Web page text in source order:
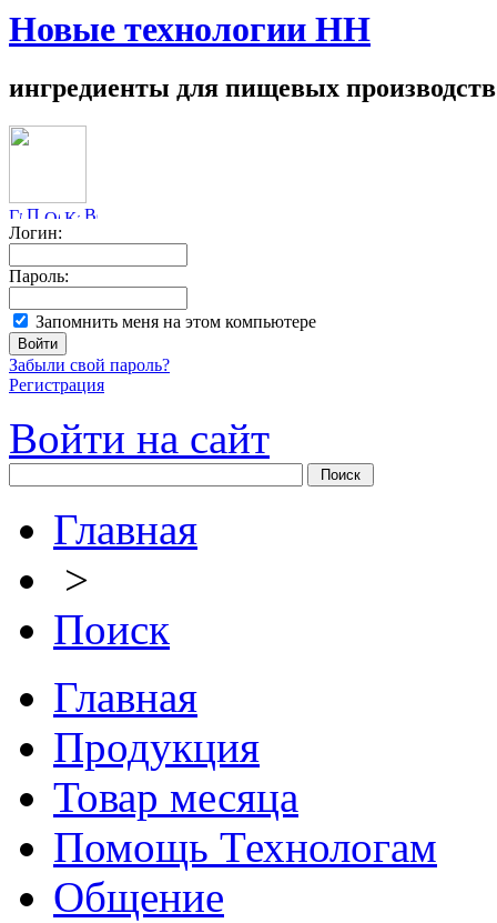
Новые технологии НН
ингредиенты для пищевых производств
Логин:
Пароль:
Запомнить меня на этом компьютере
Забыли свой пароль?
Регистрация
Войти на сайт
Главная
>
Поиск
Главная
Продукция
Товар месяца
Помощь Технологам
Общение